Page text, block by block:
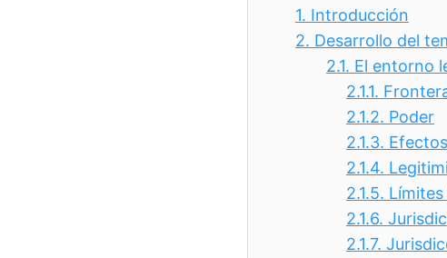
1. Introducción
2. Desarrollo del
2.1. El entorno
2.1.1.
2.1.2. Poder
2.1.3. Efectos
2.1.4.
2.1.5.
2.1.6.
2.1.7.